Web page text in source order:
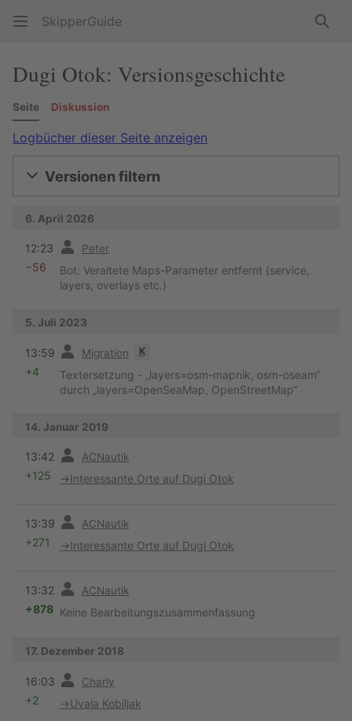
SkipperGuide
Dugi Otok: Versionsgeschichte
Seite Diskussion
Logbücher dieser Seite anzeigen
Versionen filtern
6. April 2026
12:23 Peter
−56
Bot: Veraltete Maps-Parameter entfernt (service,
layers, overlays etc.)
5. Juli 2023
13:59 Migration K
+4
Textersetzung - „layers=osm-mapnik, osm-oseam“
durch „layers=OpenSeaMap, OpenStreetMap“
14. Januar 2019
13:42 ACNautik
+125 →Interessante Orte auf Dugi Otok
13:39 ACNautik
+271 →Interessante Orte auf Dugi Otok
13:32 ACNautik
+878 Keine Bearbeitungszusammenfassung
17. Dezember 2018
16:03 Charly
+2 →Uvala Kobiljak